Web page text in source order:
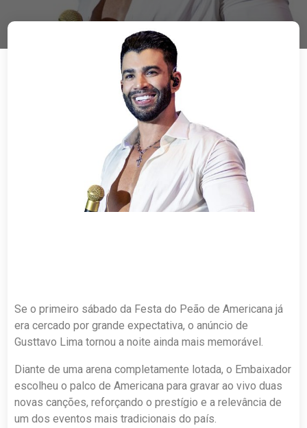
Se o primeiro sábado da Festa do Peão de Americana já
era cercado por grande expectativa, o anúncio de
Gusttavo Lima tornou a noite ainda mais memorável.
Diante de uma arena completamente lotada, o Embaixador
escolheu o palco de Americana para gravar ao vivo duas
novas canções, reforçando o prestígio e a relevância de
um dos eventos mais tradicionais do país.